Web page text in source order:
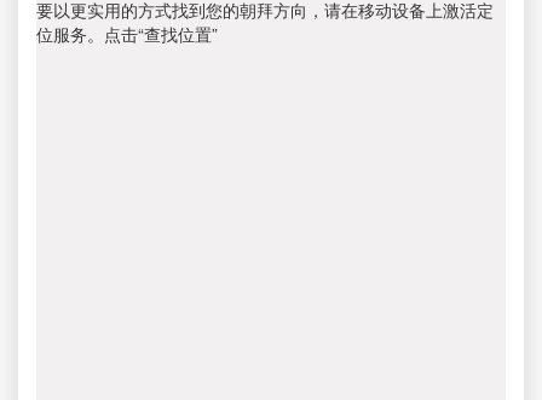
要以更实用的方式找到您的朝拜方向，请在移动设备上激活定
位服务。点击“查找位置”